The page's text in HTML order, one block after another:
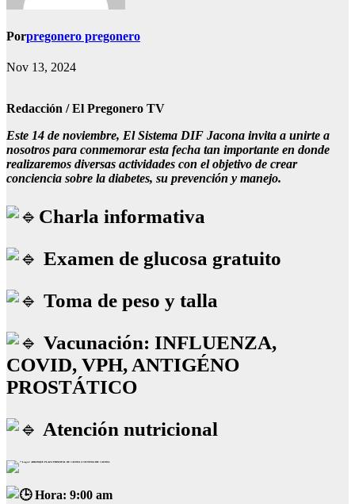
Porpregonero pregonero
Nov 13, 2024
Redacción / El Pregonero TV
Este 14 de noviembre, El Sistema DIF Jacona invita a unirte a
nosotros para conmemorar esta fecha tan importante en donde
realizaremos diversas actividades con el objetivo de crear
conciencia sobre la diabetes, su prevención y manejo.
Charla informativa
Examen de glucosa gratuito
Toma de peso y talla
Vacunación: INFLUENZA,
COVID, VPH, ANTIGÉNO
PROSTÁTICO
Atención nutricional
Lugar: ARRANQUE PLAZA PRINCIPAL DE JACONA A SISTEMA DIF JACONA.
Hora: 9:00 am